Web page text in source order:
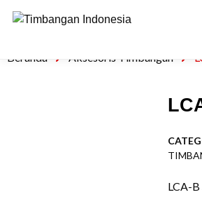
Beranda Aksesoris Timbangan
LCA-B